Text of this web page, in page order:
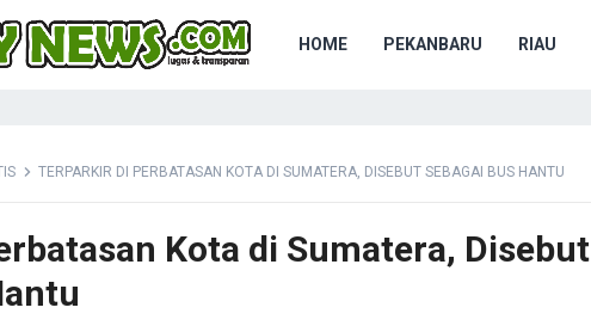
HOME PEKANBARU RIAU
TERPARKIR DI PERBATASAN KOTA DI SUMATERA, DISEBUT SEBAGAI BUS HANTU
Kota di Sumatera, Disebut